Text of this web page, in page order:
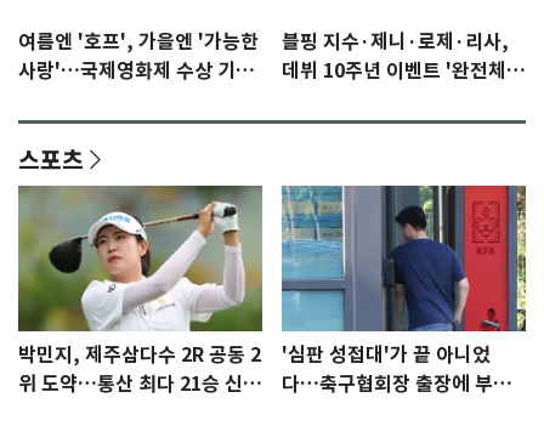
여름엔 '호프', 가을엔 '가능한
사랑'…국제영화제 수상 기대
블핑 지수·제니·로제·리사,
데뷔 10주년 이벤트 '완전체'
스포츠
박민지, 제주삼다수 2R 공동 2
위 도약…통산 최다 21승 신기
'심판 성접대'가 끝 아니었
다…축구협회장 출장에 부인